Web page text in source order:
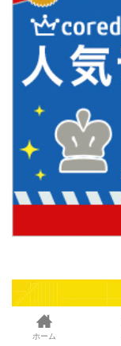
ホーム